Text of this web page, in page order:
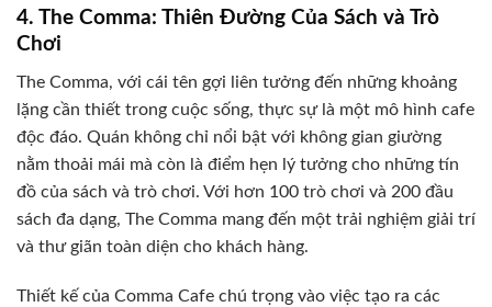
4. The Comma: Thiên Đường Của Sách và Trò
Chơi
The Comma, với cái tên gợi liên tưởng đến những khoảng
lặng cần thiết trong cuộc sống, thực sự là một mô hình cafe
độc đáo. Quán không chỉ nổi bật với không gian giường
nằm thoải mái mà còn là điểm hẹn lý tưởng cho những tín
đồ của sách và trò chơi. Với hơn 100 trò chơi và 200 đầu
sách đa dạng, The Comma mang đến một trải nghiệm giải trí
và thư giãn toàn diện cho khách hàng.
Thiết kế của Comma Cafe chú trọng vào việc tạo ra các